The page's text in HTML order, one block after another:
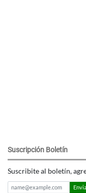
Suscripción Boletín
Suscribite al boletín,